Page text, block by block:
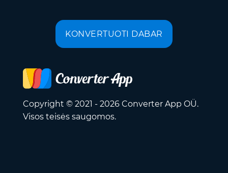
KONVERTUOTI DABAR
Copyright © 2021 - 2026 Converter App OÜ.
Visos teisės saugomos.